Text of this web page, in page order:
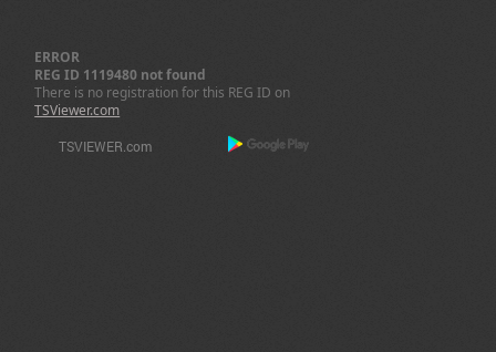
ERROR
REG ID 1119480 not found
There is no registration for this REG ID on
TSViewer.com